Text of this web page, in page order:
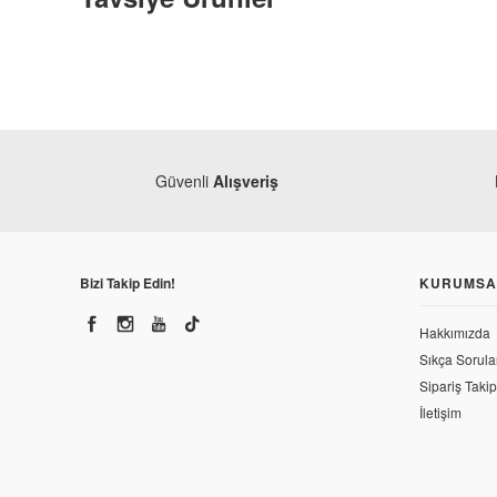
Honda
Güvenli Alışveriş
Bizi Takip Edin!
Hakkımızda
Sıkça
Sipariş Takip
İletişim